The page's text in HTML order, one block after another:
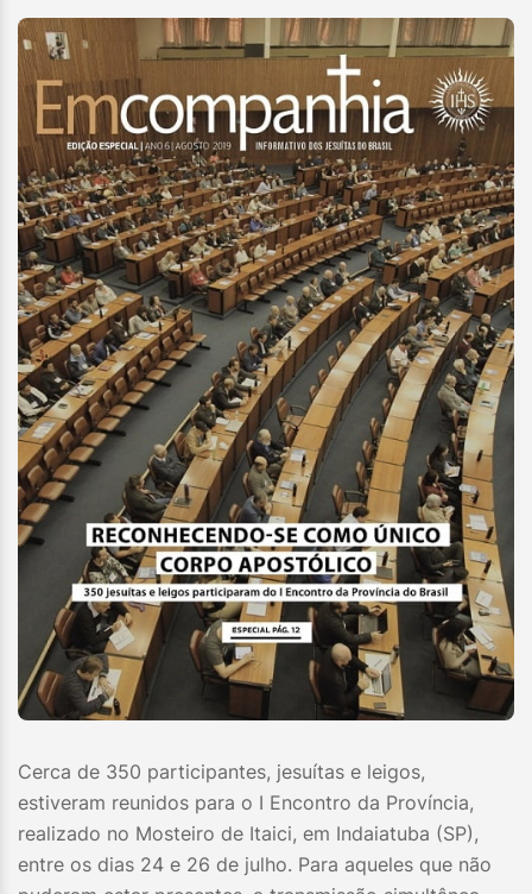
Cerca de 350 participantes, jesuítas e leigos,
estiveram reunidos para o I Encontro da Província,
realizado no Mosteiro de Itaici, em Indaiatuba (SP),
entre os dias 24 e 26 de julho. Para aqueles que não